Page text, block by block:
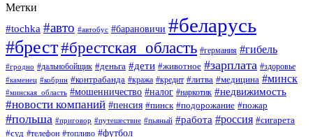
Метки
#tochka #авто #автобус #барановичи #беларусь
#брест#брестская_область #германия #гибель
#гродно #дальнобойщик #деньга #дети #животное #зарплата #здоровье
#каменец #кобрин #контрабанда #кража #кредит #литва #медицина #минск
#минская_область #мошенничество #налог #наркотик #недвижимость
#новости компаний #пенсия #пинск #подорожание #пожар
#польша #приговор #путешествие #пьяный #работа #россия #сигарета
#суд #телефон #топливо #футбол